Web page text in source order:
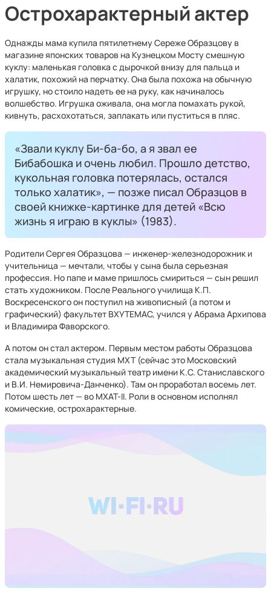
Острохарактерный актер
Однажды мама купила пятилетнему Сереже Образцову в
магазине японских товаров на Кузнецком Мосту смешную
куклу: маленькая головка с дырочкой внизу для пальца и
халатик, похожий на перчатку. Она была похожа на обычную
игрушку, но стоило надеть ее на руку, как начиналось
волшебство. Игрушка оживала, она могла помахать рукой,
кивнуть, расхохотаться, заплакать или пуститься в пляс.
«Звали куклу Би-ба-бо, а я звал ее
Бибабошка и очень любил. Прошло детство,
кукольная головка потерялась, остался
только халатик», — позже писал Образцов в
своей книжке-картинке для детей «Всю
жизнь я играю в куклы» (1983).
Родители Сергея Образцова — инженер-железнодорожник и
учительница — мечтали, чтобы у сына была серьезная
профессия. Но папе и маме пришлось смириться — сын решил
стать художником. После Реального училища К.П.
Воскресенского он поступил на живописный (а потом и
графический) факультет ВХУТЕМАС, учился у Абрама Архипова
и Владимира Фаворского.
А потом он стал актером. Первым местом работы Образцова
стала музыкальная студия МХТ (сейчас это Московский
академический музыкальный театр имени К.С. Станиславского
и В.И. Немировича-Данченко). Там он проработал восемь лет.
Потом шесть лет — во МХАТ-II. Роли в основном исполнял
комические, острохарактерные.